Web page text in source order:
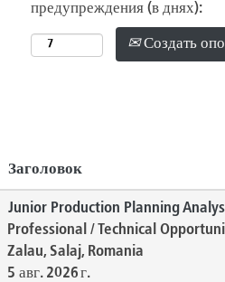
предупреждения (в днях):
Создать
Заголовок
Junior Production Planning
Professional / Technical
Zalau, Salaj, Romania
5 авг. 2026 г.